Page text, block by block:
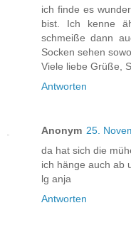
ich finde es
bist. Ich kenne
schmeiße dann
Socken sehen
Viele liebe Grüße,
Antworten
Anonym 25.
da hat sich die
ich hänge auch ab
lg anja
Antworten